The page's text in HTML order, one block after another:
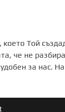
Той
че не
за нас.